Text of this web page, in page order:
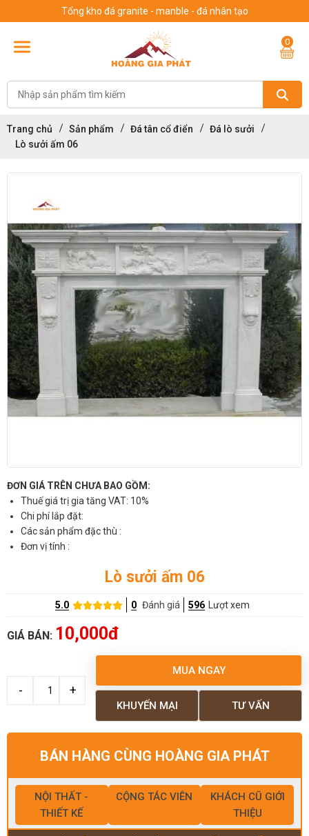
Tổng kho đá granite - manble - đá nhân tạo
0
Trang chủ Sản phẩm Đá tân cổ điển
Đá lò sưởi
Lò sưởi ấm 06
ĐƠN GIÁ TRÊN CHƯA BAO GỒM:
Thuế giá trị gia tăng VAT: 10%
Chi phí lắp đặt:
Các sản phẩm đặc thù :
Đơn vị tính :
Lò sưởi ấm 06
5.0 0 Đánh giá 596 Lượt xem
GIÁ BÁN: 10,000đ
MUA NGAY
TƯ VẤN
KHUYẾN MẠI
BÁN HÀNG CÙNG HOÀNG GIA PHÁT
NỘI THẤT -
THIẾT KẾ
CỘNG TÁC VIÊN
KHÁCH CŨ GIỚI
THIỆU